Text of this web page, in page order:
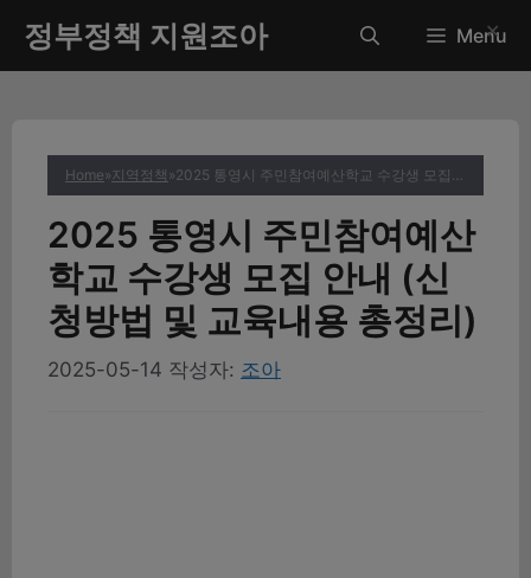
츠
정부정책 지원조아 Menu
Home»지역정책 » 2025 통영시 주민참여예산학교 수강생 모집 안내 (신청방법 및 교육내용 총정리)
2025 통영시 주민참여예산
학교 수강생 모집 안내 (신
청방법 및 교육내용 총정리)
2025-05-14 작성자: 조아
✕